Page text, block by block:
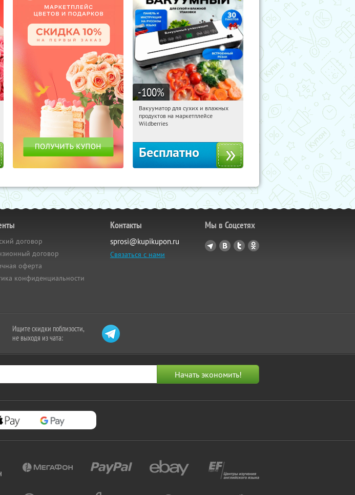
-100%
12:33:56 Получили:190
Россия
Вакууматор для сухих и влажных
продуктов на маркетплейсе
Wildberries
Бесплатно
договор
договор
оферта
конфиденциальности
Контакты
sprosi@kupikupon.ru
Связаться с нами
Мы в Соцсетях
Ищите скидки поблизости,
не выходя из чата: